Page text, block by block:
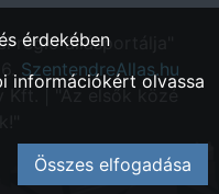
régió állásportálja"
SzentendreAllas.hu
Kft. | "Az elsők közé
érdekében
információkért olvassa
Összes elfogadása